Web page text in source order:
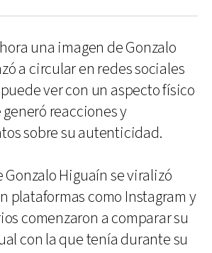
una imagen de Gonzalo
a circular en redes sociales
ver con un aspecto físico
reacciones y
sobre su autenticidad.
Gonzalo Higuaín se viralizó
plataformas como Instagram y
comenzaron a comparar su
con la que tenía durante su